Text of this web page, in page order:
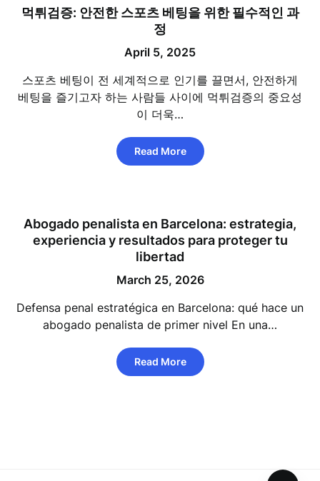
먹튀검증: 안전한 스포츠 베팅을 위한 필수적인 과
정
April 5, 2025
스포츠 베팅이 전 세계적으로 인기를 끌면서, 안전하게
베팅을 즐기고자 하는 사람들 사이에 먹튀검증의 중요성
이 더욱…
Read More
Abogado penalista en Barcelona: estrategia,
experiencia y resultados para proteger tu
libertad
March 25, 2026
Defensa penal estratégica en Barcelona: qué hace un
abogado penalista de primer nivel En una…
Read More